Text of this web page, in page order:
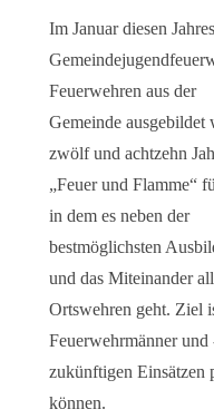
Im Januar diesen
Feuerwehren aus der
Gemeinde ausgebildet
zwölf und achtzehn
„Feuer und Flamme“
in dem es neben der
bestmöglichsten
und das Miteinander
Ortswehren geht. Ziel
Feuerwehrmänner und
zukünftigen Einsätzen
können.